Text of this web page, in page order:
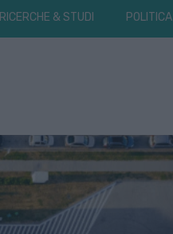
RICERCHE & STUDI POLITICA